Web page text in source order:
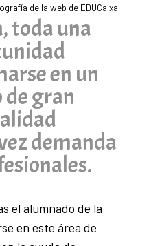
de la web de EDUCaixa
toda una
en un
de gran
demanda
el alumnado de la
en este área de